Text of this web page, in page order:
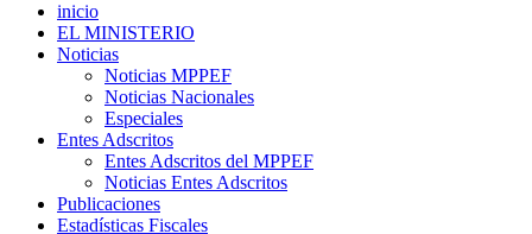
inicio
EL MINISTERIO
Noticias
Noticias MPPEF
Noticias Nacionales
Especiales
Entes Adscritos
Entes Adscritos del MPPEF
Noticias Entes Adscritos
Publicaciones
Estadísticas Fiscales